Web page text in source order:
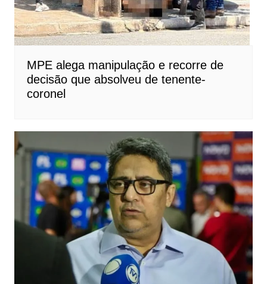
MPE alega manipulação e recorre de
decisão que absolveu de tenente-
coronel